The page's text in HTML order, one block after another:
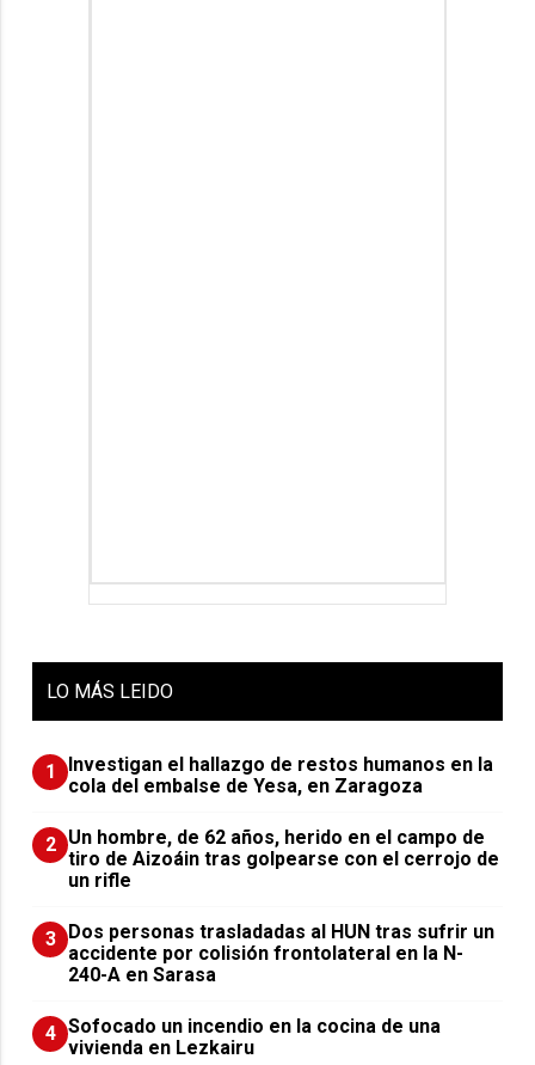
LO MÁS LEIDO
1
Investigan el hallazgo de restos humanos en la
cola del embalse de Yesa, en Zaragoza
2 Un hombre, de 62 años, herido en el campo de
tiro de Aizoáin tras golpearse con el cerrojo de
un rifle
3 ​Dos personas trasladadas al HUN tras sufrir un
accidente por colisión frontolateral en la N-
240-A en Sarasa
4 Sofocado un incendio en la cocina de una
vivienda en Lezkairu